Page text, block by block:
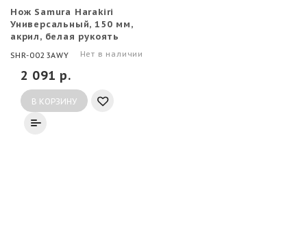
Нож Samura Harakiri
Универсальный, 150 мм,
акрил, белая рукоять
(ПОВРЕЖДЕНА
УПАКОВКА)
SHR-0023AWY Нет в наличии
2 091 р.
В КОРЗИНУ